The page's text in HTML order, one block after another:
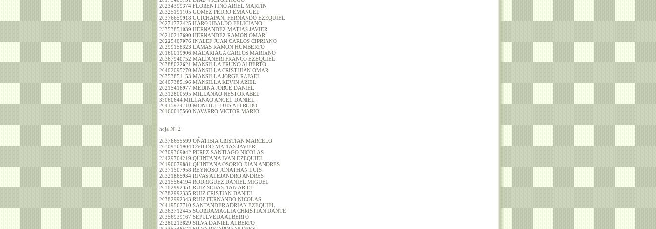
20234399374 FLORENTINO ARIEL MARTIN
20325191105 GOMEZ PEDRO EMANUEL
20376659918 GUICHAPANI FERNANDO EZEQUIEL
20271772425 HARO UBALDO FELICIANO
23353851039 HERNANDEZ MATIAS JAVIER
20210217690 HERNANDEZ RAMON OMAR
20225407976 INALEF JUAN CARLOS CIPRIANO
20299158323 LAMAS RAMON HUMBERTO
20160019906 MADARIAGA CARLOS MARIANO
20367940752 MALTANERI FRANCO EZEQUIEL
20388022621 MANSILLA BRUNO ALBERTO
20402095270 MANSILLA CRISTHIAN OMAR
20353851153 MANSILLA JORGE RAFAEL
20407385196 MANSILLA KEVIN ARIEL
20215416977 MEDINA JORGE DANIEL
20312800595 MILLANAO NESTOR ABEL
33060644 MILLANAO ANGEL DANIEL
20415974710 MONTIEL LUIS ALFREDO
20160015560 NAVARRO VICTOR MARIO
hoja N° 2
20376655599 OÑATIBIA CRISTIAN MARCELO
20309361904 OVIEDO MATIAS JAVIER
20309369042 PEREZ SANTIAGO NICOLAS
23429704219 QUINTANA IVAN EZEQUIEL
20190079881 QUINTANA OSORIO JUAN ANDRES
20371507958 REYNOSO JONATHAN LUIS
20321865934 RIVAS ALEJANDRO ANDRES
20215564194 RODRIGUEZ DANIEL MIGUEL
20382992351 RUIZ SEBASTIAN ARIEL
20382992335 RUIZ CRISTIAN DANIEL
20382992343 RUIZ FERNANDO NICOLAS
20419567710 SANTANDER ADRIAN EZEQUIEL
20363712445 SCORDAMAGLIA CHRISTIAN DANTE
20356939167 SEPULVEDA ALBERTO
23280213829 SILVA DANIEL ALBERTO